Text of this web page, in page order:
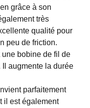
grâce à son
très
qualité pour
peu de friction.
bobine de fil de
Il augmente la durée
parfaitement
il est également